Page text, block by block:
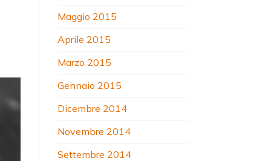
Maggio 2015
Aprile 2015
Marzo 2015
Gennaio 2015
Dicembre 2014
Novembre 2014
Settembre 2014